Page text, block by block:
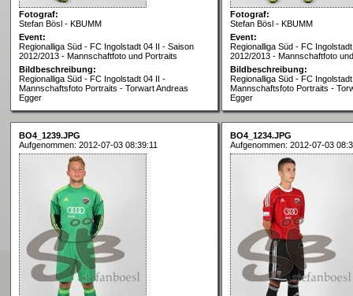
Fotograf:
Stefan Bösl - KBUMM
Event:
Regionalliga Süd - FC Ingolstadt 04 II - Saison
2012/2013 - Mannschaftfoto und Portraits
Bildbeschreibung:
Regionalliga Süd - FC Ingolstadt 04 II -
Mannschaftsfoto Portraits - Torwart Andreas
Egger
Fotograf:
Stefan Bösl - KBUMM
Event:
Regionalliga Süd - FC
2012/2013 - Mannschaftfoto
Bildbeschreibung:
Regionalliga Süd - FC
Mannschaftsfoto Portraits -
Egger
BO4_1239.JPG
Aufgenommen: 2012-07-03 08:39:11
BO4_1234.JPG
Aufgenommen: 2012-07-03